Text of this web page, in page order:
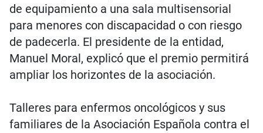
de equipamiento a una sala multisensorial
para menores con discapacidad o con riesgo
de padecerla. El presidente de la entidad,
Manuel Moral, explicó que el premio permitirá
ampliar los horizontes de la asociación.
Talleres para enfermos oncológicos y sus
familiares de la Asociación Española contra el